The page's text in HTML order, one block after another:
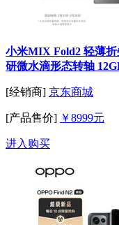
小米MIX Fold2 轻薄折
研微水滴形态转轴
[经销商] 京东商城
[产品售价] ￥8999元
进入购买